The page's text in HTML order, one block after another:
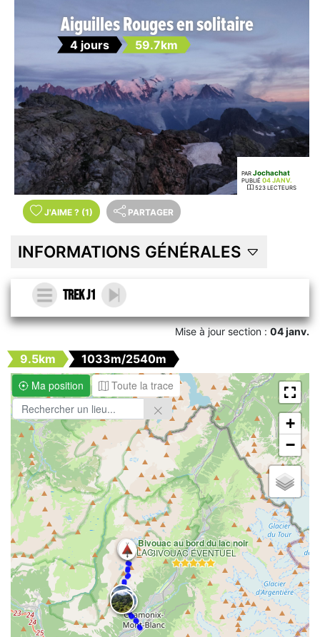
Aiguilles Rouges en solitaire
4 jours 59.7km
PAR Jochachat
PUBLIÉ 04 JANV.
523 LECTEURS
J'AIME ? (1) PARTAGER
INFORMATIONS GÉNÉRALES
Trek J1
Mise à jour section :04 janv.
9.5km
1033m/2540m
Ma position
Toute la trace
Bivouac au bord du lac noir
BIVOUAC ÉVENTUEL
LAC
+
−